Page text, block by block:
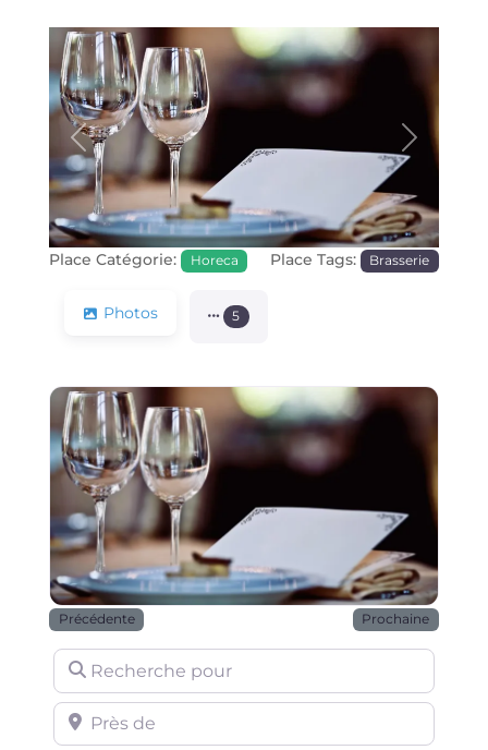
Précédente Prochaine
Place Catégorie: Horeca Place Tags: Brasserie
Photos 5
Précédente Prochaine
Recherche pour
Près de